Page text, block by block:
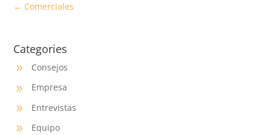
← Comerciales
Categories
9 Consejos
9 Empresa
9 Entrevistas
9 Equipo